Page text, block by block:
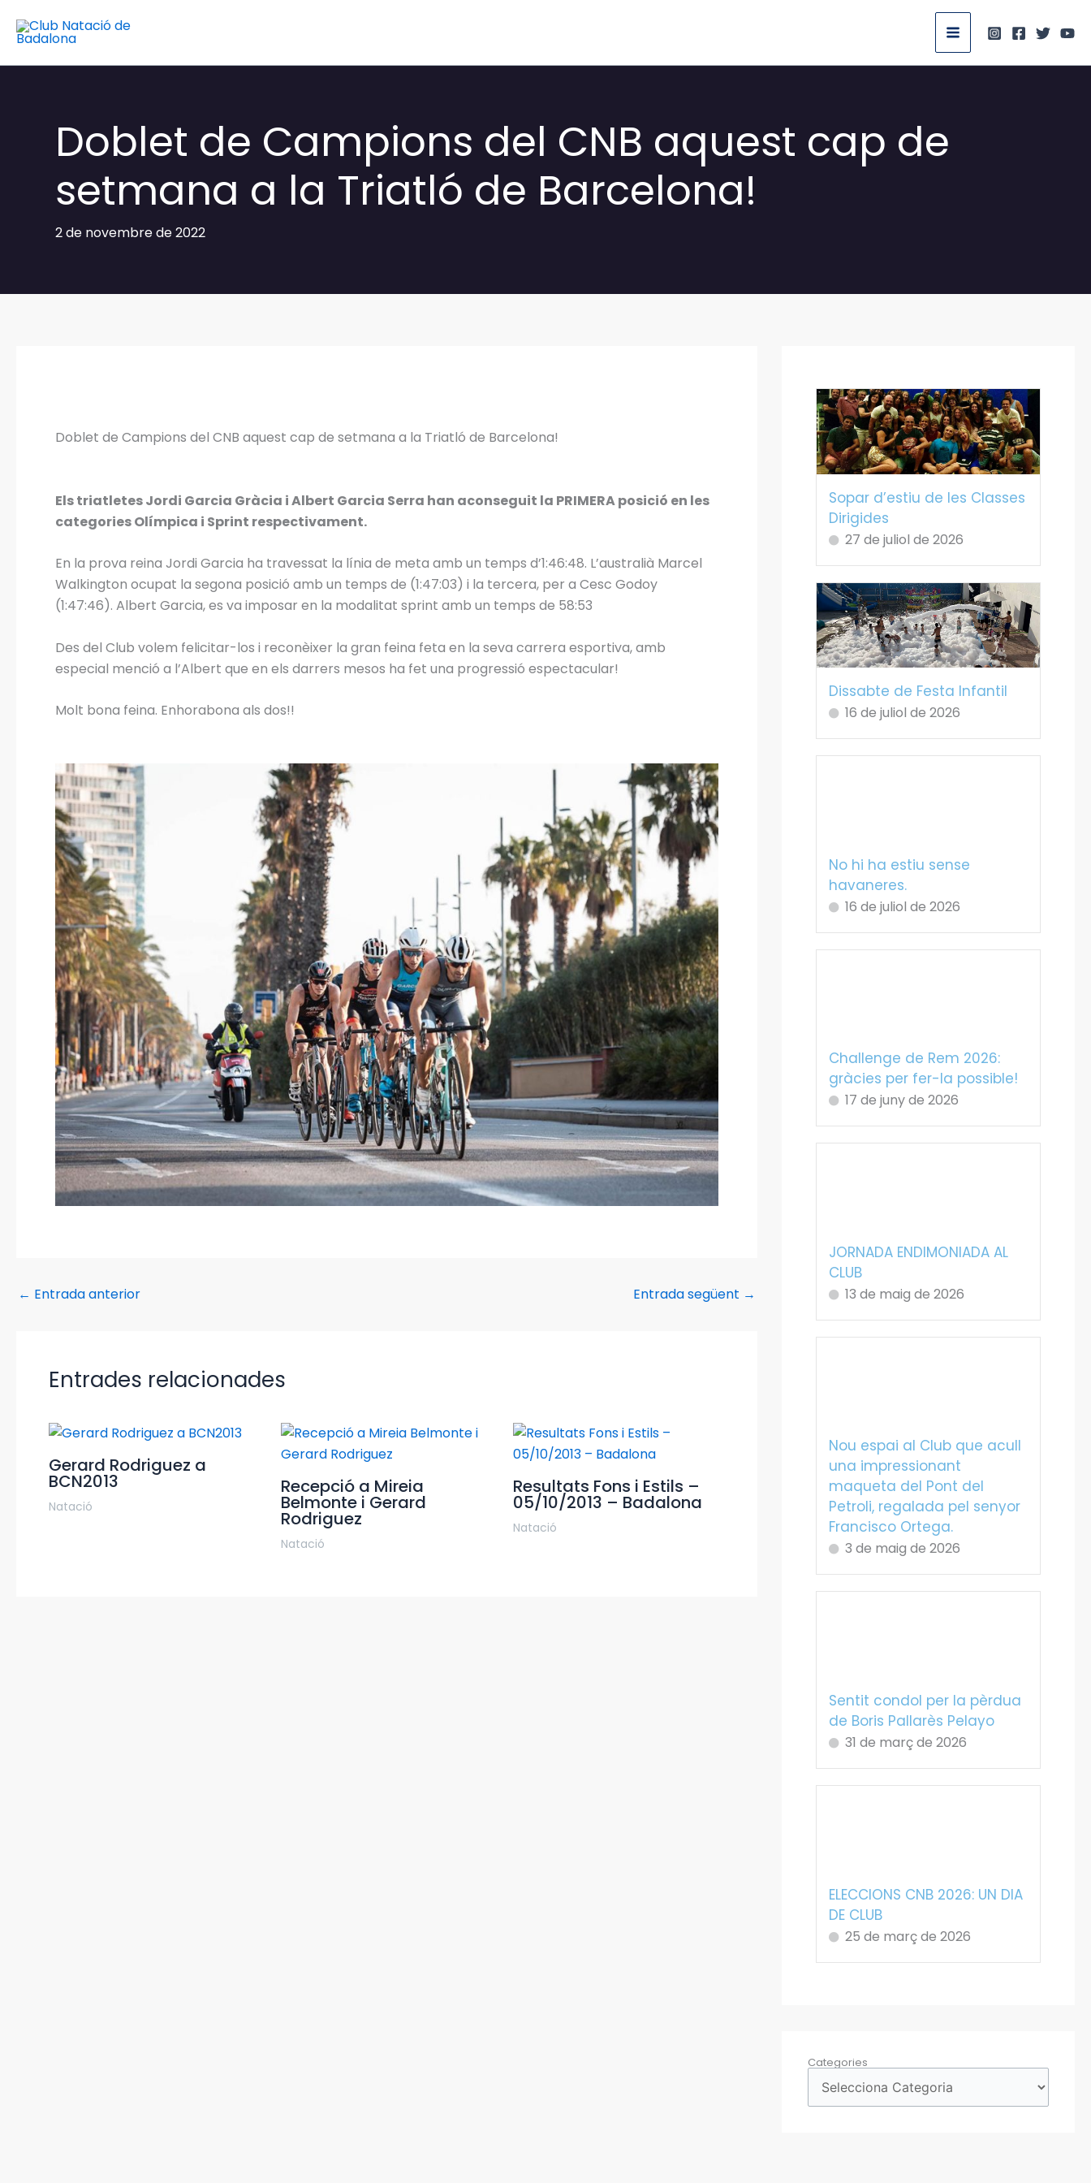
Doblet de Campions del CNB aquest cap de
setmana a la Triatló de Barcelona!
2 de novembre de 2022
Doblet de Campions del CNB aquest cap de setmana a la Triatló de Barcelona!
Els triatletes Jordi Garcia Gràcia i Albert Garcia Serra han aconseguit la PRIMERA posició en les
categories Olímpica i Sprint respectivament.
En la prova reina Jordi Garcia ha travessat la línia de meta amb un temps d’1:46:48. L’australià Marcel
Walkington ocupat la segona posició amb un temps de (1:47:03) i la tercera, per a Cesc Godoy
(1:47:46). Albert Garcia, es va imposar en la modalitat sprint amb un temps de 58:53
Des del Club volem felicitar-los i reconèixer la gran feina feta en la seva carrera esportiva, amb
especial menció a l’Albert que en els darrers mesos ha fet una progressió espectacular!
Molt bona feina. Enhorabona als dos!!
← Entrada anterior Entrada següent →
Entrades relacionades
Gerard Rodriguez a
BCN2013
Natació
Recepció a Mireia
Belmonte i Gerard
Rodriguez
Natació
Resultats Fons i Estils –
05/10/2013 – Badalona
Natació
Sopar d’estiu de les Classes
Dirigides
27 de juliol de 2026
Dissabte de Festa Infantil
16 de juliol de 2026
No hi ha estiu sense
havaneres.
16 de juliol de 2026
Challenge de Rem 2026:
gràcies per fer-la possible!
17 de juny de 2026
JORNADA ENDIMONIADA AL
CLUB
13 de maig de 2026
Nou espai al Club que acull
una impressionant
maqueta del Pont del
Petroli, regalada pel senyor
Francisco Ortega.
3 de maig de 2026
Sentit condol per la pèrdua
de Boris Pallarès Pelayo
31 de març de 2026
ELECCIONS CNB 2026: UN DIA
DE CLUB
25 de març de 2026
Categories